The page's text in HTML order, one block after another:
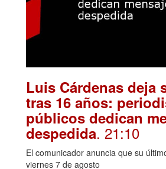
Luis Cárdenas deja
tras 16 años:
públicos dedican
despedida. 21:10
El comunicador anuncia que su
viernes 7 de agosto